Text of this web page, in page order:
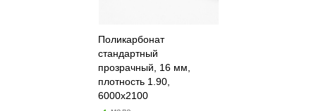
Поликарбонат
стандартный
прозрачный, 16 мм,
плотность 1.90,
6000x2100